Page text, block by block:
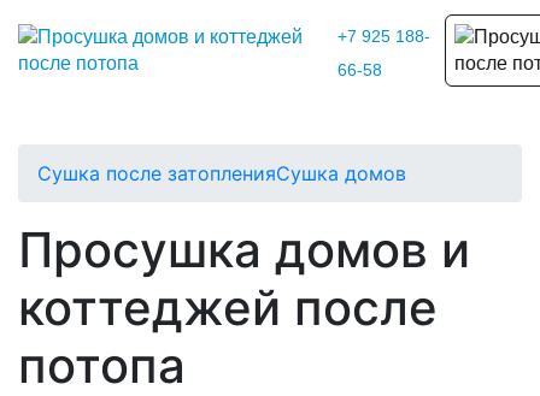
+7 925 188-
66-58
Сушка после затопленияСушка домов
Просушка домов и
коттеджей после
потопа